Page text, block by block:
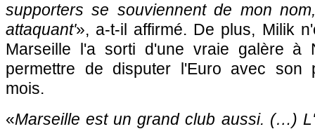
supporters se souviennent de mon
attaquant'», a-t-il affirmé. De plus, Milik
Marseille l'a sorti d'une vraie galère à
permettre de disputer l'Euro avec son
mois.
«Marseille est un grand club aussi. (…)